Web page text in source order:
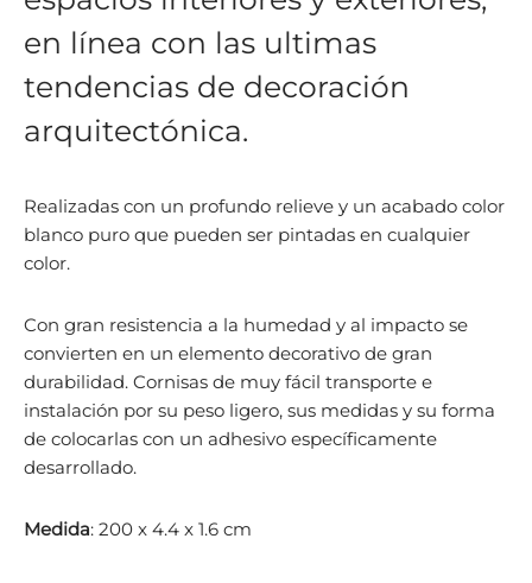
en línea con las ultimas
tendencias de decoración
arquitectónica.
Realizadas con un profundo relieve y un acabado color
blanco puro que pueden ser pintadas en cualquier
color.
Con gran resistencia a la humedad y al impacto se
convierten en un elemento decorativo de gran
durabilidad. Cornisas de muy fácil transporte e
instalación por su peso ligero, sus medidas y su forma
de colocarlas con un adhesivo específicamente
desarrollado.
Medida: 200 x 4.4 x 1.6 cm